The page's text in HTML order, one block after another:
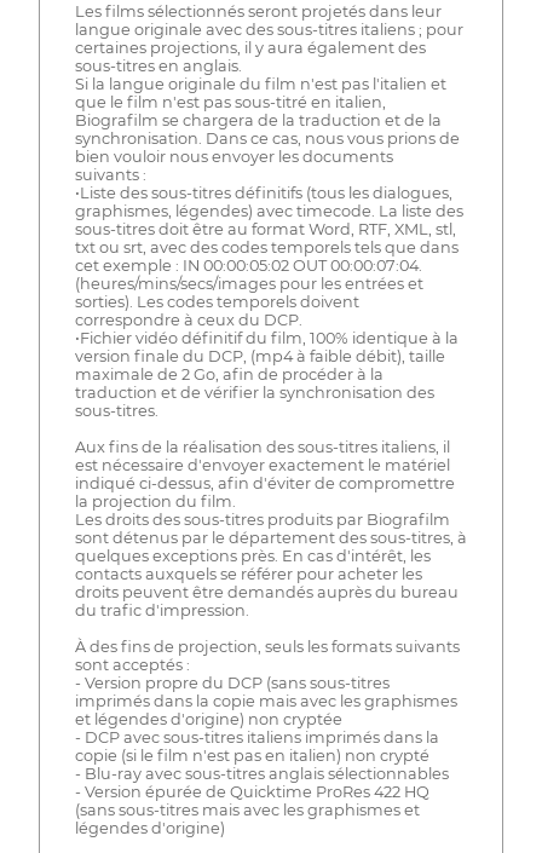
Les films sélectionnés seront projetés dans leur
langue originale avec des sous-titres italiens ; pour
certaines projections, il y aura également des
sous-titres en anglais.
Si la langue originale du film n'est pas l'italien et
que le film n'est pas sous-titré en italien,
Biografilm se chargera de la traduction et de la
synchronisation. Dans ce cas, nous vous prions de
bien vouloir nous envoyer les documents
suivants :
•Liste des sous-titres définitifs (tous les dialogues,
graphismes, légendes) avec timecode. La liste des
sous-titres doit être au format Word, RTF, XML, stl,
txt ou srt, avec des codes temporels tels que dans
cet exemple : IN 00:00:05:02 OUT 00:00:07:04.
(heures/mins/secs/images pour les entrées et
sorties). Les codes temporels doivent
correspondre à ceux du DCP.
•Fichier vidéo définitif du film, 100% identique à la
version finale du DCP, (mp4 à faible débit), taille
maximale de 2 Go, afin de procéder à la
traduction et de vérifier la synchronisation des
sous-titres.
Aux fins de la réalisation des sous-titres italiens, il
est nécessaire d'envoyer exactement le matériel
indiqué ci-dessus, afin d'éviter de compromettre
la projection du film.
Les droits des sous-titres produits par Biografilm
sont détenus par le département des sous-titres, à
quelques exceptions près. En cas d'intérêt, les
contacts auxquels se référer pour acheter les
droits peuvent être demandés auprès du bureau
du trafic d'impression.
À des fins de projection, seuls les formats suivants
sont acceptés :
- Version propre du DCP (sans sous-titres
imprimés dans la copie mais avec les graphismes
et légendes d'origine) non cryptée
- DCP avec sous-titres italiens imprimés dans la
copie (si le film n'est pas en italien) non crypté
- Blu-ray avec sous-titres anglais sélectionnables
- Version épurée de Quicktime ProRes 422 HQ
(sans sous-titres mais avec les graphismes et
légendes d'origine)